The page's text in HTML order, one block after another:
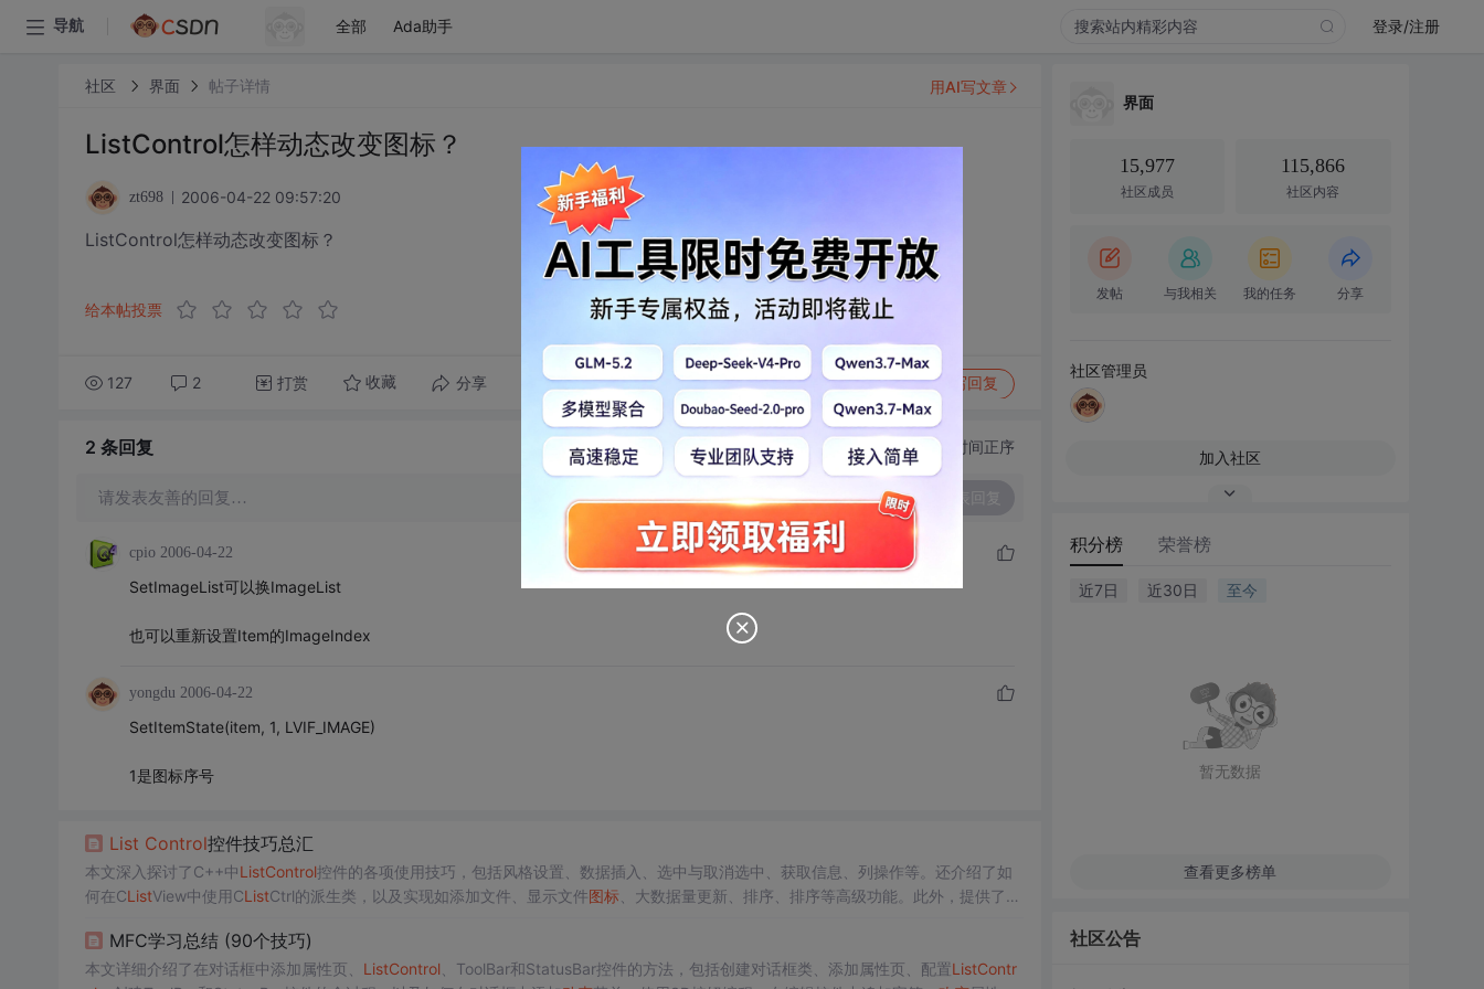
导航 全部 Ada助手 登录/注册
社区 界面 帖子详情
ListControl怎样动态改变图标？
zt698 2006-04-22 09:57:20
ListControl怎样动态改变图标？
给本帖投票
127 2 打赏 收藏 分享 转发到动态 举报 写回复
用AI写文章
2 条回复 切换为时间正序
请发表友善的回复…
cpio 2006-04-22
SetImageList可以换ImageList
也可以重新设置Item的ImageIndex
yongdu 2006-04-22
SetItemState(item, 1, LVIF_IMAGE)
1是图标序号
List Control控件技巧总汇
本文深入探讨了C++中ListControl控件的各项使用技巧，包括风格设置、数据插入、选中与取消选中、获取信息、列操作等。还介绍了如
何在CListView中使用CListCtrl的派生类，以及实现如添加文件、显示文件图标 、大数据量更新、排序、排序等高级功能。此外，提供了多
MFC学习总结 (90个技巧)
本文详细介绍了在对话框中添加属性页、 ListControl、ToolBar和StatusBar控件的方法，包括创建对话框类、添加属性页、配置ListContr
界面
15,977
社区成员
115,866
社区内容
发帖 与我相关 我的任务 分享
社区管理员
加入社区
积分榜 荣誉榜
近7日 近30日 至今
暂无数据
查看更多榜单
社区公告